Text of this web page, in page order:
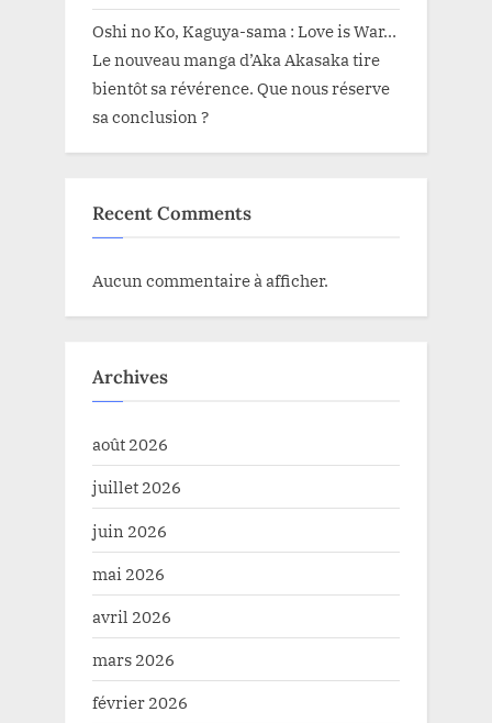
Oshi no Ko, Kaguya-sama : Love is War…
Le nouveau manga d’Aka Akasaka tire
bientôt sa révérence. Que nous réserve
sa conclusion ?
Recent Comments
Aucun commentaire à afficher.
Archives
août 2026
juillet 2026
juin 2026
mai 2026
avril 2026
mars 2026
février 2026